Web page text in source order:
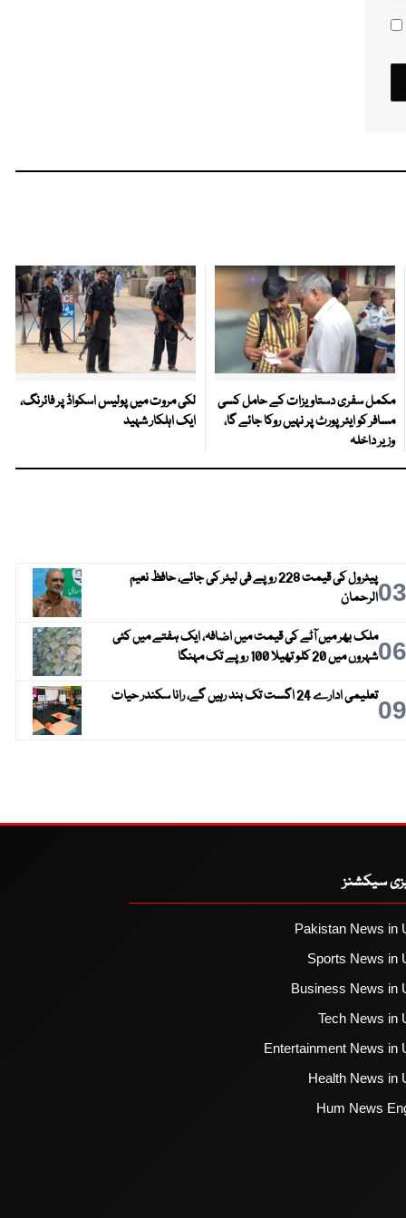
مکمل سفری دستاویزات کے حامل کسی
مسافر کو ایئرپورٹ پر نہیں روکا جائے گا،
وزیر داخلہ
لکی مروت میں پولیس اسکواڈ پر فائرنگ،
ایک اہلکار شہید
03
پیٹرول کی قیمت 228 روپے فی لیٹر کی جائے، حافظ نعیم
الرحمان
06ملک بھر میں آٹے کی قیمت میں اضافہ، ایک ہفتے میں کئی
شہروں میں 20 کلو تھیلا 100 روپے تک مہنگا
09تعلیمی ادارے 24 اگست تک بند رہیں گے، رانا سکندر حیات
سیکشنز
Pakistan News in
Sports News in
Business News in
Tech News in
Entertainment News in
Health News in
Hum News